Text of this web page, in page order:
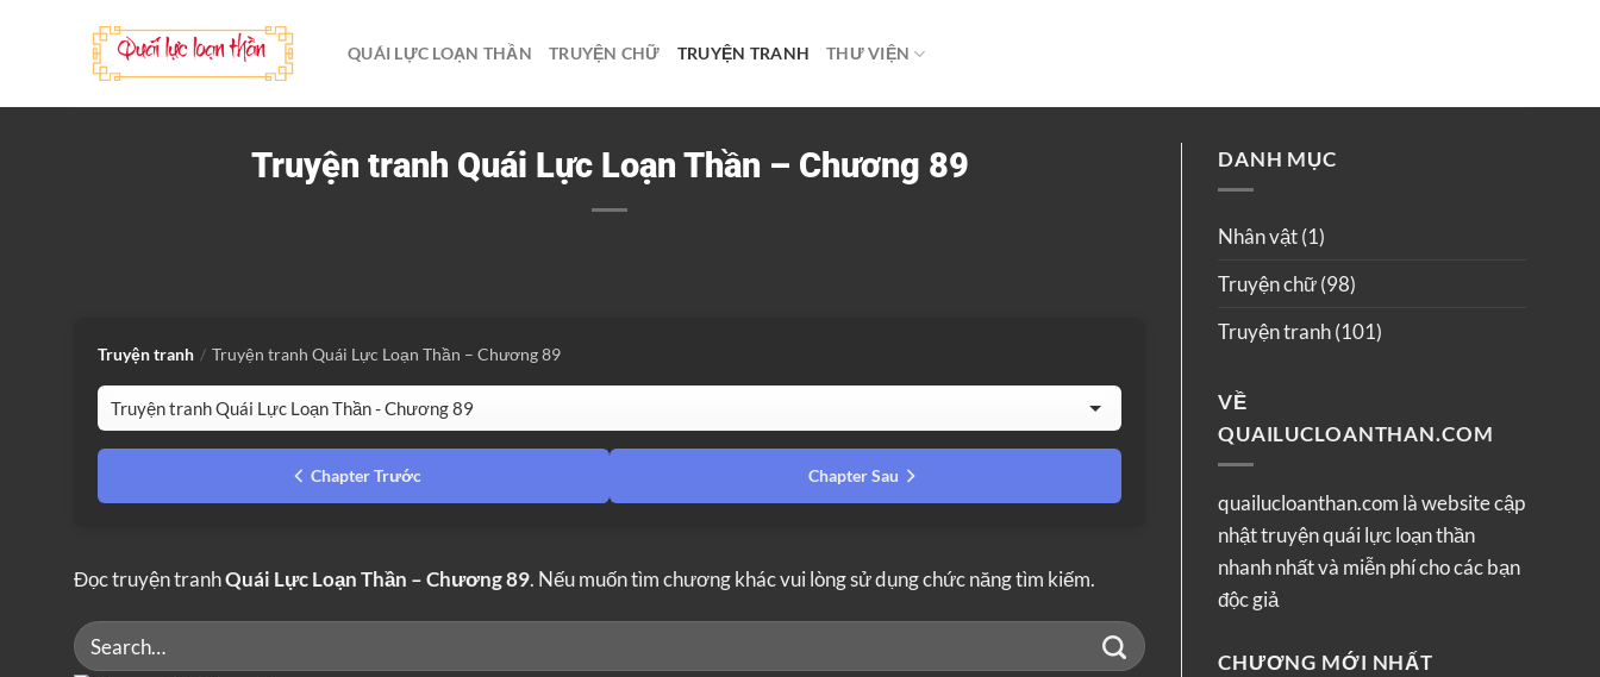
dung
QUÁI LỰC LOẠN THẦN TRUYỆN CHỮ TRUYỆN TRANH THƯ VIỆN
Truyện tranh Quái Lực Loạn Thần – Chương 89
Truyện tranh / Truyện tranh Quái Lực Loạn Thần – Chương 89
Chapter Trước Chapter Sau
Đọc truyện tranhQuái Lực Loạn Thần – Chương 89. Nếu muốn tìm chương khác vui lòng sử dụng chức năng tìm kiếm.
DANH MỤC
Nhân vật(1)
Truyện chữ(98)
Truyện tranh(101)
VỀ
QUAILUCLOANTHAN.COM
quailucloanthan.com là website cập
nhật truyện quái lực loạn thần
nhanh nhất và miễn phí cho các bạn
độc giả
CHƯƠNG MỚI NHẤT